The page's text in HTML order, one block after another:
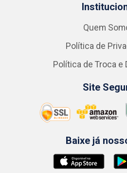
Quem
Política de
Política de Troca e
Site
Baixe já